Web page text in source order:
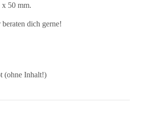
50 mm.
dich gerne!
(ohne Inhalt!)